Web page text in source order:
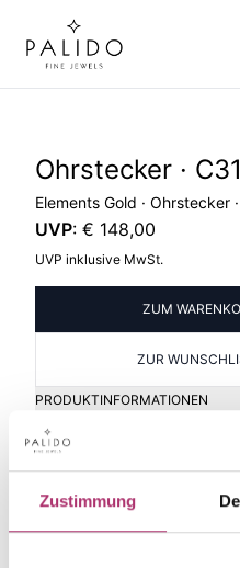
Zustimmung
Ohrstecker ·
Elements Gold · Ohrstecker
UVP: € 148,00
UVP inklusive MwSt.
ZUM
ZUR
PRODUKTINFORMATIONEN
Artikelgruppe
Ohrstecker
Gewicht